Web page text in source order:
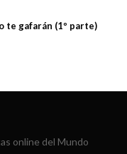
te gafarán (1º parte)
online del Mundo